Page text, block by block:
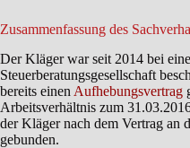
Zusammenfassung des
Der Kläger war seit 2014 bei
Steuerberatungsgesellschaft
bereits einen Aufhebungsvertrag
Arbeitsverhältnis zum
der Kläger nach dem Vertrag an
gebunden.